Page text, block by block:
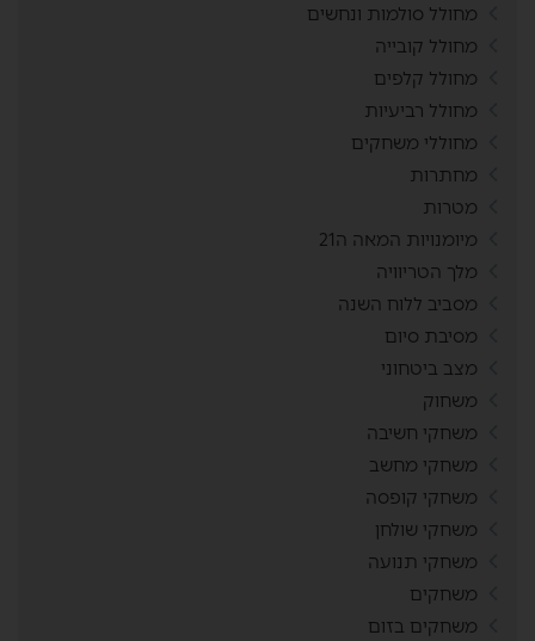
מחולל סולמות ונחשים
מחולל קובייה
מחולל קלפים
מחולל רביעיות
מחוללי משחקים
מחתרות
מטרות
מיומנויות המאה ה21
מלך הטריוויה
מסביב ללוח השנה
מסיבת סיום
מצב ביטחוני
משחוק
משחקי חשיבה
משחקי מחשב
משחקי קופסה
משחקי שולחן
משחקי תנועה
משחקים
משחקים בזום